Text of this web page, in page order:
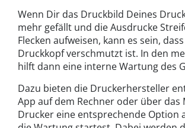
Wenn Dir das Druckbild Deines
mehr gefällt und die Ausdrucke
Flecken aufweisen, kann es sein,
Druckkopf verschmutzt ist. In den
hilft dann eine interne Wartung des
Dazu bieten die Druckerhersteller
App auf dem Rechner oder über das
Drucker eine entsprechende Option